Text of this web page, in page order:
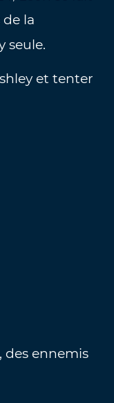
la
seule.
et tenter
des ennemis